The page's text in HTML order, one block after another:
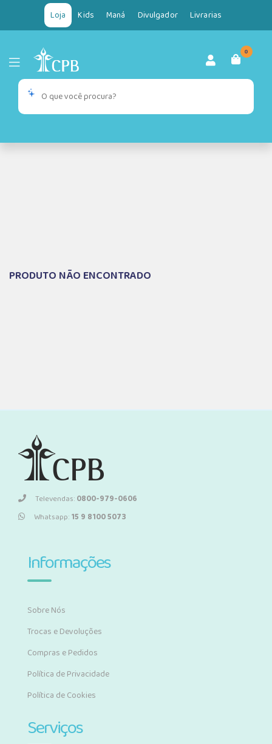
Loja Kids Maná Divulgador Livrarias
0
PRODUTO NÃO ENCONTRADO
Televendas:0800-979-0606
Whatsapp:15 9 8100 5073
Informações
Sobre Nós
Trocas e Devoluções
Compras e Pedidos
Política de Privacidade
Política de Cookies
Serviços